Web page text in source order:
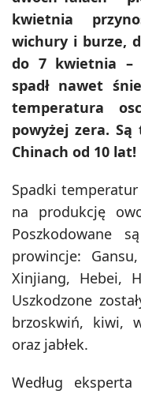
kwietnia
wichury i burze,
do 7 kwietnia –
spadł nawet
temperatura
powyżej zera.
Chinach od 10 lat!
Spadki temperatur
na produkcję
Poszkodowane
prowincje:
Xinjiang, Hebei,
Uszkodzone
brzoskwiń, kiwi,
oraz jabłek.
Według